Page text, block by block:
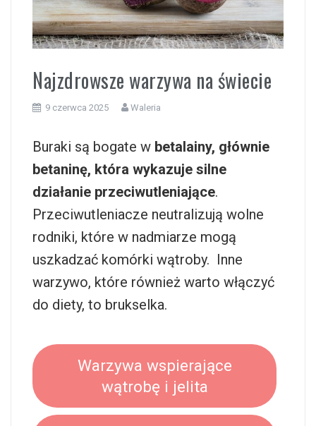
Najzdrowsze warzywa na świecie
9 czerwca 2025 Waleria
Buraki są bogate w betalainy, głównie
betaninę, która wykazuje silne
działanie przeciwutleniające.
Przeciwutleniacze neutralizują wolne
rodniki, które w nadmiarze mogą
uszkadzać komórki wątroby. Inne
warzywo, które również warto włączyć
do diety, to brukselka.
Warzywa wspierające
wątrobę i jelita